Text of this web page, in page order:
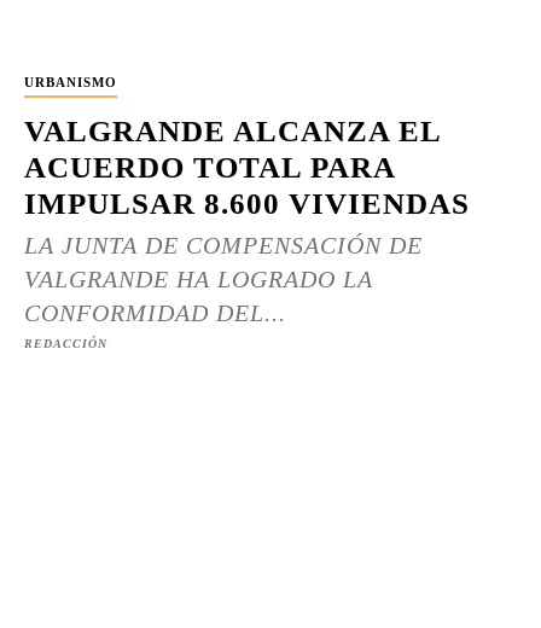
URBANISMO
VALGRANDE ALCANZA EL
ACUERDO TOTAL PARA
IMPULSAR 8.600 VIVIENDAS
LA JUNTA DE COMPENSACIÓN DE
VALGRANDE HA LOGRADO LA
CONFORMIDAD DEL...
REDACCIÓN